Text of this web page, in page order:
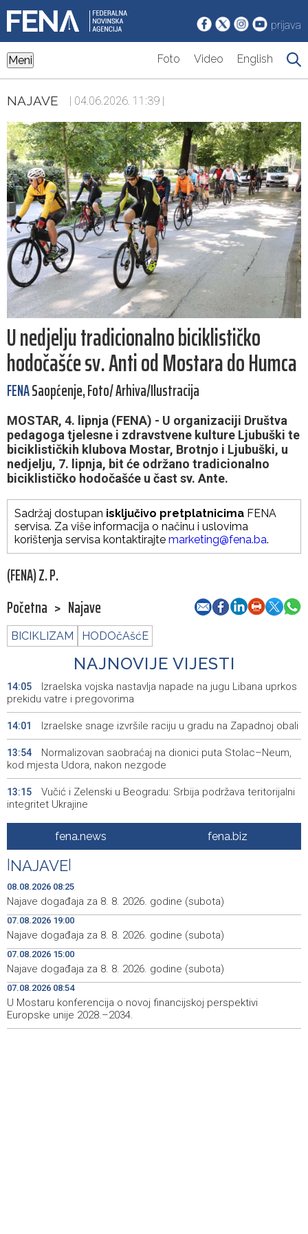
prijava
Meni Foto Video English
NAJAVE | 04.06.2026. 11:39 |
U nedjelju tradicionalno biciklističko
hodočašće sv. Anti od Mostara do Humca
FENASaopćenje, Foto/ Arhiva/Ilustracija
MOSTAR, 4. lipnja (FENA) - U organizaciji Društva
pedagoga tjelesne i zdravstvene kulture Ljubuški te
biciklističkih klubova Mostar, Brotnjo i Ljubuški, u
nedjelju, 7. lipnja, bit će održano tradicionalno
biciklističko hodočašće u čast sv. Ante.
Sadržaj dostupan isključivo pretplatnicima FENA
servisa. Za više informacija o načinu i uslovima
korištenja servisa kontaktirajte marketing@fena.ba.
(FENA) Z. P.
Početna > Najave
BICIKLIZAM HODOčAšćE
NAJNOVIJE VIJESTI
14:05
Izraelska vojska nastavlja napade na jugu Libana uprkos
prekidu vatre i pregovorima
14:01 Izraelske snage izvršile raciju u gradu na Zapadnoj obali
13:54
Normalizovan saobraćaj na dionici puta Stolac–Neum,
kod mjesta Udora, nakon nezgode
13:15
Vučić i Zelenski u Beogradu: Srbija podržava teritorijalni
integritet Ukrajine
Na magistralnoj cesti Stolac-Neum, kod mjesta Udora,
naizmjenično propuštanje vozila, jednom trakom
12:59
Više od 500 učesnika na Drinskoj regati od Modrana do
Goražda
12:48
Crveni križ ŽZH organizira ljetovanje za djecu i mlade u
Novom Vinodolskom
12:39 Saopćenje za javnost Republikanci BiH
12:08
OIC pozdravio potpisivanje odbrambenog sporazuma
Turske, Saudijske Arabije i Pakistana
12:04 Zatvoren Festival prijateljstva u Goraždu
fena.news fena.biz
NAJAVE
08.08.2026 08:25
Najave događaja za 8. 8. 2026. godine (subota)
07.08.2026 19:00
Najave događaja za 8. 8. 2026. godine (subota)
07.08.2026 15:00
Najave događaja za 8. 8. 2026. godine (subota)
07.08.2026 08:54
U Mostaru konferencija o novoj financijskoj perspektivi
Europske unije 2028.–2034.